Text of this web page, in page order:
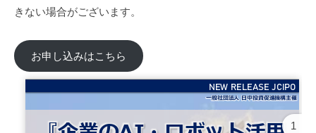
きない場合がございます。
お申し込みはこちら
1